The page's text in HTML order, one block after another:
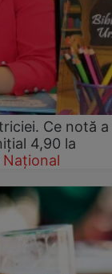
Ce notă a
4,90 la
Național